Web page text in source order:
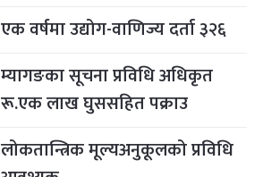
एक वर्षमा उद्योग-वाणिज्य दर्ता ३२६
म्यागङका सूचना प्रविधि अधिकृत
रू.एक लाख घुससहित पक्राउ
लोकतान्त्रिक मूल्यअनुकूलको प्रविधि